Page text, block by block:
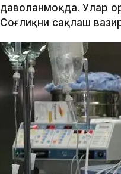
даволанмоқда. Улар
Соғлиқни сақлаш